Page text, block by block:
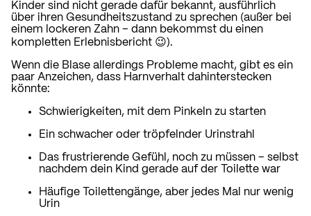
Kinder sind nicht gerade dafür bekannt, ausführlich
über ihren Gesundheitszustand zu sprechen (außer bei
einem lockeren Zahn – dann bekommst du einen
kompletten Erlebnisbericht 😉).
Wenn die Blase allerdings Probleme macht, gibt es ein
paar Anzeichen, dass Harnverhalt dahinterstecken
könnte:
Schwierigkeiten, mit dem Pinkeln zu starten
Ein schwacher oder tröpfelnder Urinstrahl
Das frustrierende Gefühl, noch zu müssen – selbst
nachdem dein Kind gerade auf der Toilette war
Häufige Toilettengänge, aber jedes Mal nur wenig
Urin